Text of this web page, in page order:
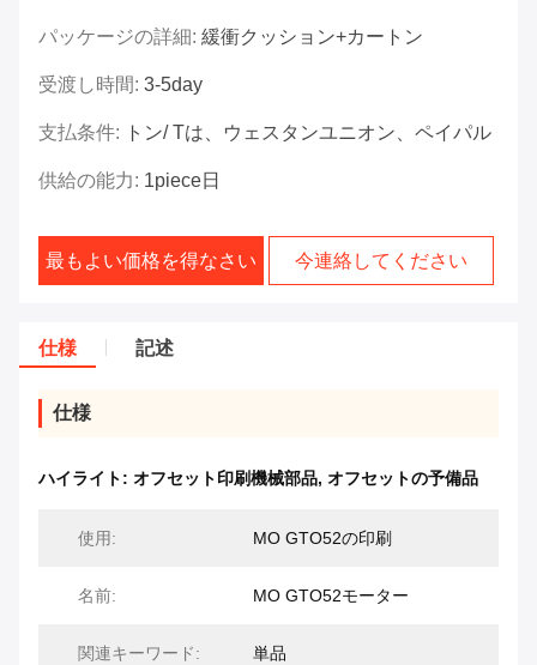
パッケージの詳細: 緩衝クッション+カートン
受渡し時間: 3-5day
支払条件: トン/ Tは、ウェスタンユニオン、ペイパル
供給の能力: 1piece日
最もよい価格を得なさい 今連絡してください
仕様 記述
仕様
ハイライト: オフセット印刷機械部品, オフセットの予備品
使用: MO GTO52の印刷
名前: MO GTO52モーター
関連キーワード: 単品